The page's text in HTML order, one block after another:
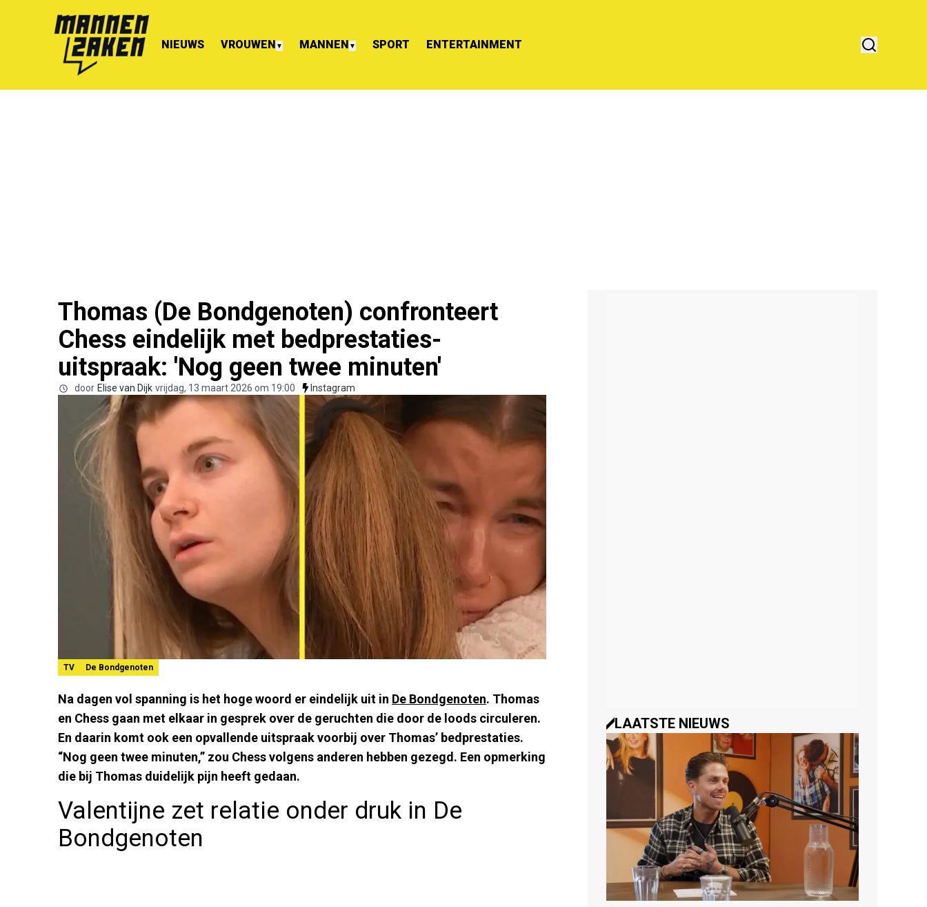
NIEUWS VROUWEN ▼ MANNEN ▼ SPORT ENTERTAINMENT
Thomas (De Bondgenoten) confronteert
Chess eindelijk met bedprestaties-
uitspraak: 'Nog geen twee minuten'
door Elise van Dijk vrijdag, 13 maart 2026 om 19:00 Instagram
TV De Bondgenoten
Na dagen vol spanning is het hoge woord er eindelijk uit in De Bondgenoten. Thomas
en Chess gaan met elkaar in gesprek over de geruchten die door de loods circuleren.
En daarin komt ook een opvallende uitspraak voorbij over Thomas’ bedprestaties.
“Nog geen twee minuten,” zou Chess volgens anderen hebben gezegd. Een opmerking
die bij Thomas duidelijk pijn heeft gedaan.
Valentijne zet relatie onder druk in De
Bondgenoten
LAATSTE NIEUWS